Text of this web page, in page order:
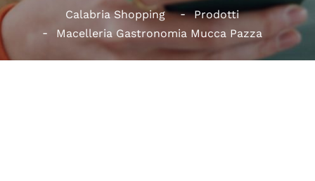
Calabria Shopping
Prodotti
Macelleria Gastronomia Mucca Pazza